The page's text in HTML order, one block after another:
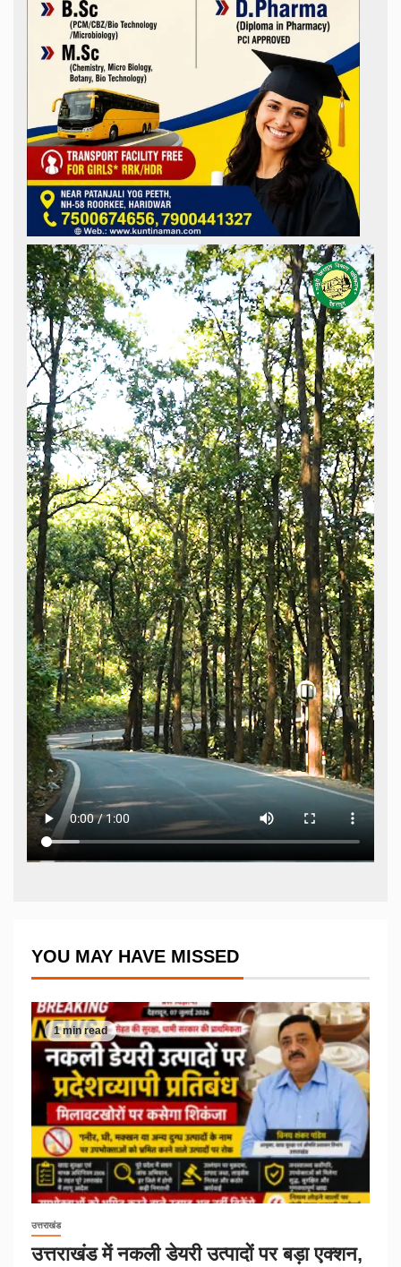
YOU MAY HAVE MISSED
1 min read
उत्तराखंड
उत्तराखंड में नकली डेयरी उत्पादों पर बड़ा एक्शन,